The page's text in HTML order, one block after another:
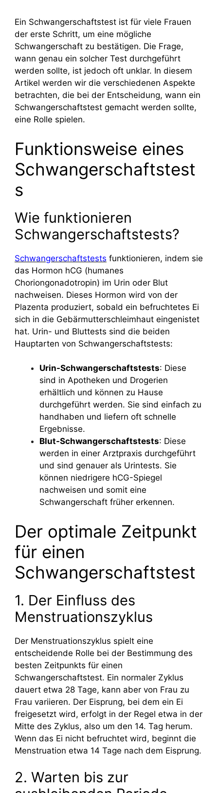
Ein Schwangerschaftstest ist für viele Frauen
der erste Schritt, um eine mögliche
Schwangerschaft zu bestätigen. Die Frage,
wann genau ein solcher Test durchgeführt
werden sollte, ist jedoch oft unklar. In diesem
Artikel werden wir die verschiedenen Aspekte
betrachten, die bei der Entscheidung, wann ein
Schwangerschaftstest gemacht werden sollte,
eine Rolle spielen.
Funktionsweise eines
Schwangerschaftstest
s
Wie funktionieren
Schwangerschaftstests?
Schwangerschaftstests funktionieren, indem sie
das Hormon hCG (humanes
Choriongonadotropin) im Urin oder Blut
nachweisen. Dieses Hormon wird von der
Plazenta produziert, sobald ein befruchtetes Ei
sich in die Gebärmutterschleimhaut eingenistet
hat. Urin- und Bluttests sind die beiden
Hauptarten von Schwangerschaftstests:
Urin-Schwangerschaftstests: Diese
sind in Apotheken und Drogerien
erhältlich und können zu Hause
durchgeführt werden. Sie sind einfach zu
handhaben und liefern oft schnelle
Ergebnisse.
Blut-Schwangerschaftstests: Diese
werden in einer Arztpraxis durchgeführt
und sind genauer als Urintests. Sie
können niedrigere hCG-Spiegel
nachweisen und somit eine
Schwangerschaft früher erkennen.
Der optimale Zeitpunkt
für einen
Schwangerschaftstest
1. Der Einfluss des
Menstruationszyklus
Der Menstruationszyklus spielt eine
entscheidende Rolle bei der Bestimmung des
besten Zeitpunkts für einen
Schwangerschaftstest. Ein normaler Zyklus
dauert etwa 28 Tage, kann aber von Frau zu
Frau variieren. Der Eisprung, bei dem ein Ei
freigesetzt wird, erfolgt in der Regel etwa in der
Mitte des Zyklus, also um den 14. Tag herum.
Wenn das Ei nicht befruchtet wird, beginnt die
Menstruation etwa 14 Tage nach dem Eisprung.
2. Warten bis zur